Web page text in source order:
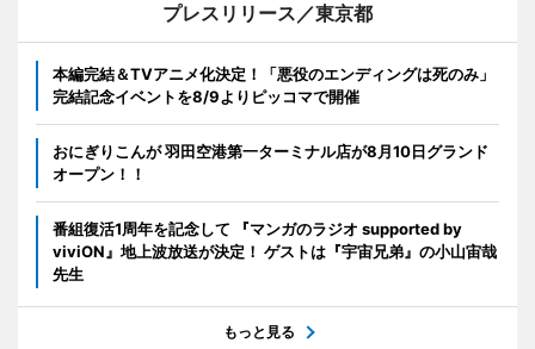
プレスリリース／東京都
本編完結＆TVアニメ化決定！「悪役のエンディングは死のみ」
完結記念イベントを8/9よりピッコマで開催
おにぎりこんが 羽田空港第一ターミナル店が8月10日グランド
オープン！！
番組復活1周年を記念して 『マンガのラジオ supported by
viviON』地上波放送が決定！ ゲストは『宇宙兄弟』の小山宙哉
先生
もっと見る